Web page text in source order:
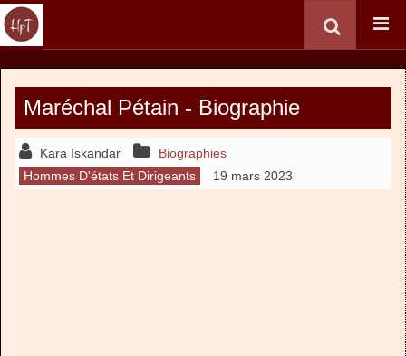
Maréchal Pétain - Biographie
Kara Iskandar
Biographies
Hommes D'états Et Dirigeants
19 mars 2023